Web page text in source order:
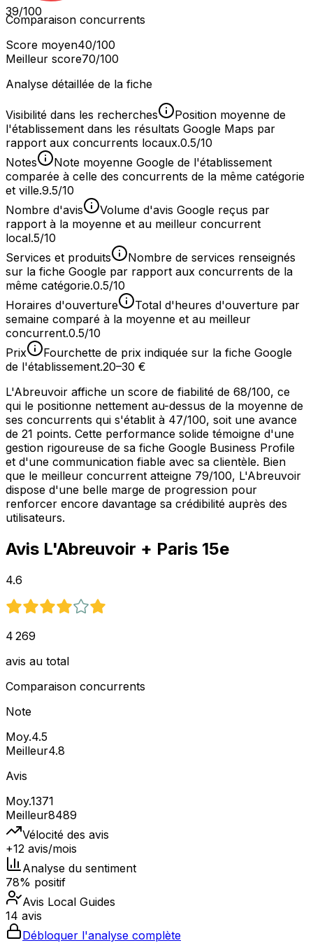
39/100
Comparaison concurrents
Score moyen40/100
Meilleur score70/100
Analyse détaillée de la fiche
Visibilité dans les recherches
Position moyenne de
l'établissement dans les résultats Google Maps par
rapport aux concurrents locaux.0.5/10
Notes
Note moyenne Google de l'établissement
comparée à celle des concurrents de la même catégorie
et ville.9.5/10
Nombre d'avis
Volume d'avis Google reçus par
rapport à la moyenne et au meilleur concurrent
local.5/10
Services et produits
Nombre de services renseignés
sur la fiche Google par rapport aux concurrents de la
même catégorie.0.5/10
Horaires d'ouverture
Total d'heures d'ouverture par
semaine comparé à la moyenne et au meilleur
concurrent.0.5/10
Prix
Fourchette de prix indiquée sur la fiche Google
de l'établissement.20–30 €
L'Abreuvoir affiche un score de fiabilité de 68/100, ce
qui le positionne nettement au-dessus de la moyenne de
ses concurrents qui s'établit à 47/100, soit une avance
de 21 points. Cette performance solide témoigne d'une
gestion rigoureuse de sa fiche Google Business Profile
et d'une communication fiable avec sa clientèle. Bien
que le meilleur concurrent atteigne 79/100, L'Abreuvoir
dispose d'une belle marge de progression pour
renforcer encore davantage sa crédibilité auprès des
utilisateurs.
Avis L'Abreuvoir + Paris 15e
4.6
4 269
avis au total
Comparaison concurrents
Note
Moy.4.5
Meilleur4.8
Avis
Moy.1371
Meilleur8489
Vélocité des avis
+12 avis/mois
Analyse du sentiment
78% positif
Avis Local Guides
14 avis
Débloquer l'analyse complète